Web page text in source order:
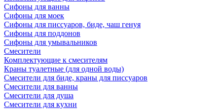
Сифоны для ванны
Сифоны для моек
Сифоны для писсуаров, биде, чаш генуя
Сифоны для поддонов
Сифоны для умывальников
Смесители
Комплектующие к смесителям
Краны туалетные (для одной воды)
Смесители для биде, краны для писсуаров
Смесители для ванны
Смесители для душа
Смесители для кухни